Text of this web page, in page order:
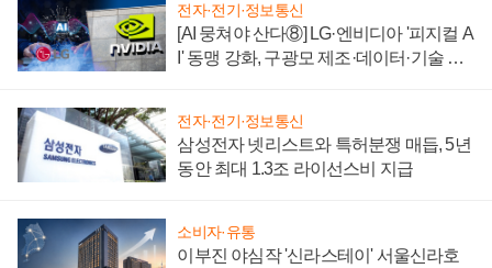
전자·전기·정보통신
[AI 뭉쳐야 산다⑧] LG·엔비디아 '피지컬 A
I' 동맹 강화, 구광모 제조·데이터·기술 결
전자·전기·정보통신
삼성전자 넷리스트와 특허분쟁 매듭, 5년
동안 최대 1.3조 라이선스비 지급
소비자·유통
이부진 야심작 '신라스테이' 서울신라호